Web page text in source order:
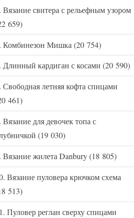
Вязание свитера с рельефным узором
659)
Комбинезон Мишка(20 754)
Длинный кардиган с косами (20 590)
Свободная летняя кофта спицами
461)
Вязание для девочек топа с
(19 030)
Вязание жилета Danbury(18 805)
Вязание пуловера крючком схема
513)
Пуловер реглан сверху спицами